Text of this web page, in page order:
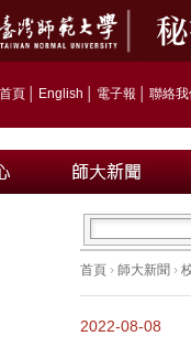
頁 English 電子報 聯絡我
首頁 › 師大新聞 ›
2022-08-08